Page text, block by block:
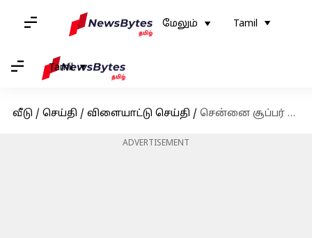
மேலும் Tamil
Tamil
வீடு / செய்தி / விளையாட்டு செய்தி / சென்னை சூப்பர் கிங்ஸ் vs ராயல் சேலஞ்சர்ஸ் பெங்களூர் : யார் பெஸ்ட்?
ADVERTISEMENT